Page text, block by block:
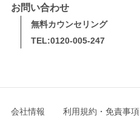
お問い合わせ
無料カウンセリング
TEL:0120-005-247
会社情報 利用規約・免責事項